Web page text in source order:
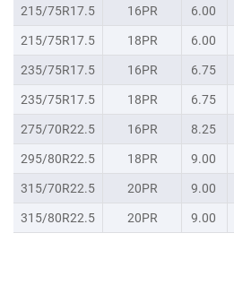
215/75R17.5
16PR 6.00
215/75R17.5
18PR 6.00
235/75R17.5
16PR 6.75
235/75R17.5
18PR 6.75
275/70R22.5
16PR 8.25
295/80R22.5
18PR 9.00
315/70R22.5
20PR 9.00
315/80R22.5
20PR 9.00